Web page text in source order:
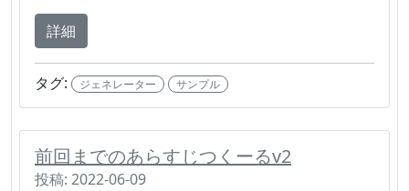
詳細
タグ: ジェネレーター サンプル
前回までのあらすじつくーるv2
投稿: 2022-06-09